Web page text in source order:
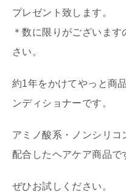
プレゼント致します。
＊数に限りがございま
さい。
約1年をかけてやっと商
ンディショナーです。
アミノ酸系・ノンシリコ
配合したヘアケア商品で
ぜひお試しください。